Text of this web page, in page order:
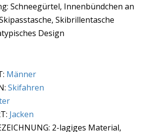
Schneegürtel, Innenbündchen an
Skibrillentasche
Design
Männer
Skifahren
Jacken
2-lagiges Material,